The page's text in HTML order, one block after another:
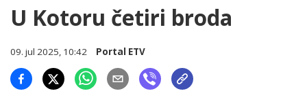
U Kotoru četiri broda
09. jul 2025, 10:42 Portal ETV